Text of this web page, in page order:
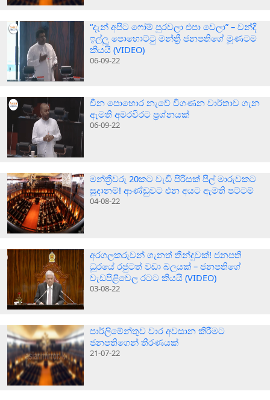
“දැන් අපිට ෆෝම් පුරවලා එපා වෙලා” – වන්දි
ඉල්ලූ පොහොට්ටු මන්ත්‍රී ජනපතිගේ මූණටම
කියයි (VIDEO)
06-09-22
චීන පොහොර නැවේ විගණන වාර්තාව ගැන
ඇමති අමරවීරට ප්‍රශ්නයක්
06-09-22
මන්ත්‍රීවරු 20කට වැඩි පිරිසක් පිල් මාරුවකට
සූදානම්! ආණ්ඩුවට එන අයට ඇමති පට්ටම්
04-08-22
අරගලකරුවන් ගැනත් තීන්දුවක්! ජනපති
ධූරයේ රජුටත් වඩා බලයක් – ජනපතිගේ
වැඩපිළිවෙල රටට කියයි (VIDEO)
03-08-22
පාර්ලිමේන්තුව වාර අවසාන කිරීමට
ජනපතිගෙන් තීරණයක්
21-07-22